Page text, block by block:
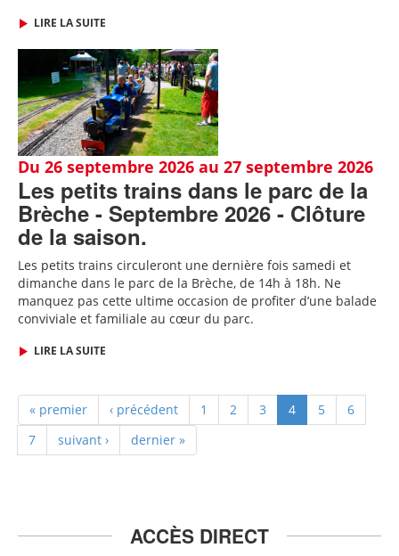
LIRE LA SUITE
Du 26 septembre 2026 au 27 septembre 2026
Les petits trains dans le parc de la
Brèche - Septembre 2026 - Clôture
de la saison.
Les petits trains circuleront une dernière fois samedi et
dimanche dans le parc de la Brèche, de 14h à 18h. Ne
manquez pas cette ultime occasion de profiter d’une balade
conviviale et familiale au cœur du parc.
LIRE LA SUITE
« premier ‹ précédent 1 2 3 4 5
6
7
suivant › dernier »
ACCÈS DIRECT